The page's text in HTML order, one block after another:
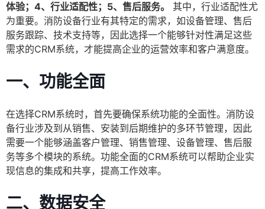
体验；4、行业适配性；5、售后服务。
其中，行业适配性尤
为重要。消防设备行业有其特定的需求，如设备管理、售后
服务跟踪、技术支持等，因此选择一个能够针对性满足这些
需求的CRM系统，才能提高企业的运营效率和客户满意度。
一、功能全面
在选择CRM系统时，首先要确保系统功能的全面性。消防设
备行业涉及到从销售、安装到后期维护的多环节管理，因此
需要一个能够涵盖客户管理、销售管理、设备管理、售后服
务等多个模块的系统。功能全面的CRM系统可以帮助企业实
现信息的集成和共享，提高工作效率。
二、数据安全